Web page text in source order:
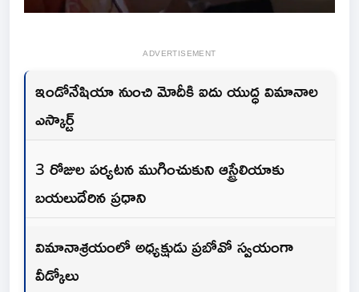
ADVERTISEMENT
ఇండోనేషియా నుంచి మోదీకి ఐదు యుద్ధ విమానాల
ఎస్కార్ట్‌
3 రోజుల పర్యటన ముగించుకుని ఆస్ట్రేలియాకు
బయలుదేరిన ప్రధాని
విమానాశ్రయంలో అధ్యక్షుడు ప్రబోవో స్వయంగా
వీడ్కోలు